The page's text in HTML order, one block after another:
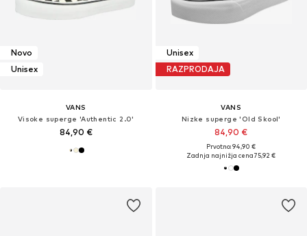
Novo
Unisex
VANS
Visoke superge 'Authentic 2.0'
84,90 €
Unisex
RAZPRODAJA
VANS
Nizke superge 'Old Skool'
84,90 €
Prvotno: 94,90 €
Zadnja najnižja cena75,92 €